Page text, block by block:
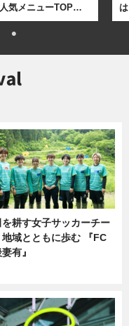
気メニューTOP…
を耕す女子サッカーチー
地域とともに歩む 『FC
有』